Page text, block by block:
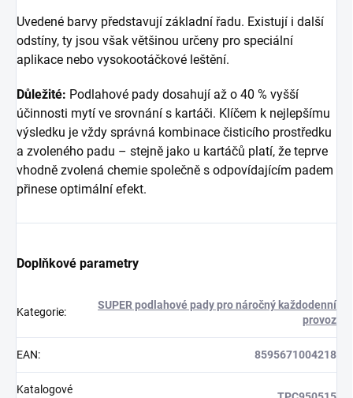
Uvedené barvy představují základní řadu. Existují i další
odstíny, ty jsou však většinou určeny pro speciální
aplikace nebo vysokootáčkové leštění.
Důležité: Podlahové pady dosahují až o 40 % vyšší
účinnosti mytí ve srovnání s kartáči. Klíčem k nejlepšímu
výsledku je vždy správná kombinace čisticího prostředku
a zvoleného padu – stejně jako u kartáčů platí, že teprve
vhodně zvolená chemie společně s odpovídajícím padem
přinese optimální efekt.
Doplňkové parametry
Kategorie:
SUPER podlahové pady pro náročný každodenní
provoz
EAN: 8595671004218
Katalogové